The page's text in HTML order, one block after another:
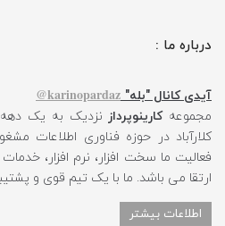
درباره ما :
آیدی کانال "بله" karinopardaz@
مجموعهکارینوپرداز نزدیک به یک دهه
کلارآباد در حوزه فناوری اطلاعات
فعالیت ما سخت افزار، نرم افزار،
ارتقا می باشد. ما با یک تیم قوی و
اطلاعات بیشتر